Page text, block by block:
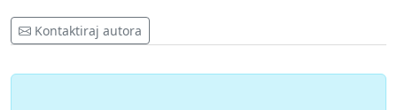
Kontaktiraj autora